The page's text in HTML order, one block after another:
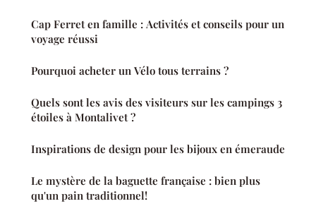
Cap Ferret en famille : Activités et conseils pour un
voyage réussi
Pourquoi acheter un Vélo tous terrains ?
Quels sont les avis des visiteurs sur les campings 3
étoiles à Montalivet ?
Inspirations de design pour les bijoux en émeraude
Le mystère de la baguette française : bien plus
qu'un pain traditionnel!